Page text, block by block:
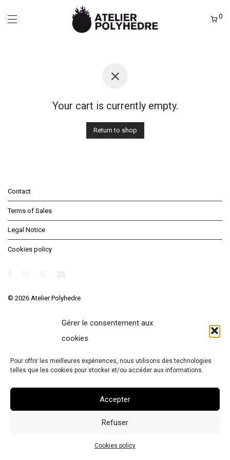
Gérer le consentement aux
cookies
Pour offrir les meilleures expériences, nous utilisons des technologies
telles que les cookies pour stocker et/ou accéder aux informations.
Accepter
Refuser
Cookies policy
0
Your cart is currently empty.
Return to shop
Contact
Terms of Sales
Legal Notice
Cookies policy
© 2026 Atelier Polyhedre